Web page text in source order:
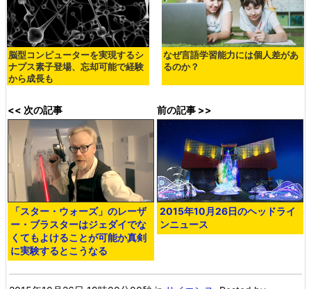
脳型コンピューターを実現するシ
ナプス素子登場、忘却可能で経験
から成長も
なぜ言語学習能力には個人差があ
るのか？
<< 次の記事
「スター・ウォーズ」のレーザ
ー・ブラスターはジェダイでな
くてもよけることが可能か真剣
に実験するとこうなる
前の記事 >>
2015年10月26日のヘッドライ
ンニュース